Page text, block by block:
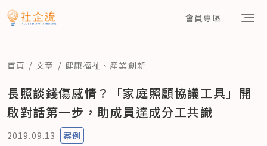
會員專區
首頁 文章 健康福祉 、 產業創新
長照談錢傷感情？「家庭照顧協議工具」開
啟對話第一步，助成員達成分工共識
2019.09.13 案例